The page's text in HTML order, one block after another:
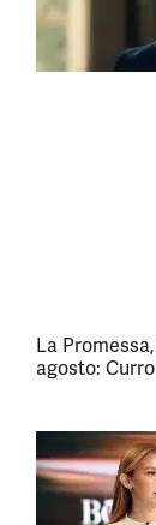
La
agosto: